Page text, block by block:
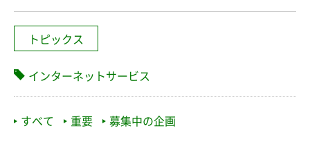
トピックス
インターネットサービス
すべて 重要 募集中の企画